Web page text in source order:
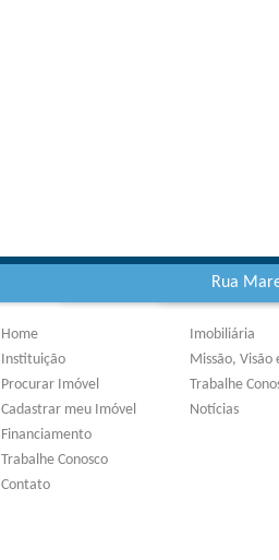
Rua
Home
Instituição
Procurar Imóvel
Cadastrar meu Imóvel
Financiamento
Trabalhe Conosco
Contato
Imobiliária
Missão, Visão
Trabalhe
Notícias